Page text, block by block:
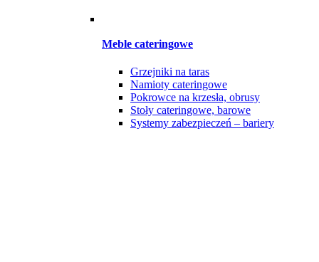
Meble cateringowe
Grzejniki na taras
Namioty cateringowe
Pokrowce na krzesła, obrusy
Stoły cateringowe, barowe
Systemy zabezpieczeń – bariery